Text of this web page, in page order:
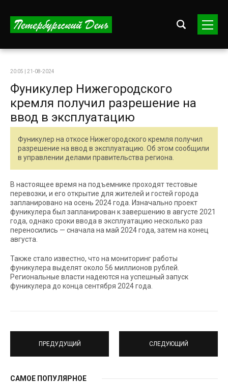
20:05 | 21-08-2024
Фуникулер Нижегородского
кремля получил разрешение на
ввод в эксплуатацию
Фуникулер на откосе Нижегородского кремля получил
разрешение на ввод в эксплуатацию. Об этом сообщили
в управлении делами правительства региона.
В настоящее время на подъемнике проходят тестовые
перевозки, и его открытие для жителей и гостей города
запланировано на осень 2024 года. Изначально проект
фуникулера был запланирован к завершению в августе 2021
года, однако сроки ввода в эксплуатацию несколько раз
переносились — сначала на май 2024 года, затем на конец
августа.
Также стало известно, что на мониторинг работы
фуникулера выделят около 56 миллионов рублей.
Региональные власти надеются на успешный запуск
фуникулера до конца сентября 2024 года.
ПРЕДУДУЩИЙ СЛЕДУЮЩИЙ
САМОЕ ПОПУЛЯРНОЕ